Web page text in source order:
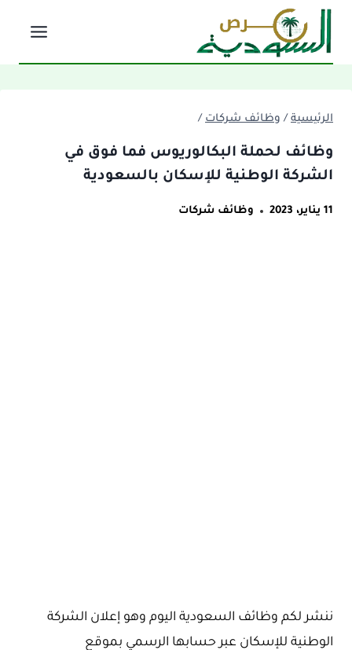
التجاوز
المحتوى
الرئيسية / وظائف شركات /
وظائف لحملة البكالوريوس فما فوق في
الشركة الوطنية للإسكان بالسعودية
11 يناير، 2023 وظائف شركات
ننشر لكم وظائف السعودية اليوم وهو إعلان الشركة
الوطنية للإسكان عبر حسابها الرسمي بموقع